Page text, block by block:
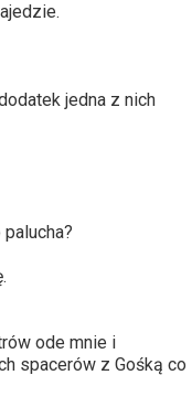
jedna z nich
ode mnie i
spacerów z Gośką co